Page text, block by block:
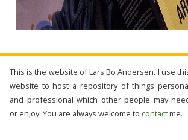
This is the website of Lars Bo Andersen. I use
website to host a repository of things
and professional which other people may
or enjoy. You are always welcome to contactme.